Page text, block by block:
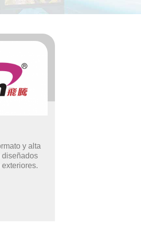
y alta
diseñados